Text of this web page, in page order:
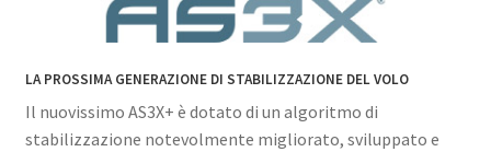
LA PROSSIMA GENERAZIONE DI STABILIZZAZIONE DEL VOLO
Il nuovissimo AS3X+ è dotato di un algoritmo di
stabilizzazione notevolmente migliorato, sviluppato e